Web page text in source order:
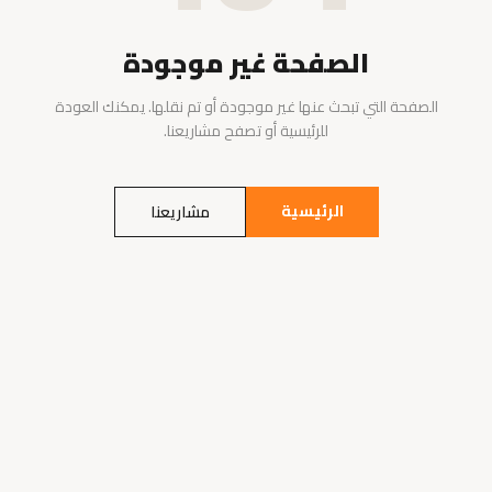
الصفحة غير موجودة
الصفحة التي تبحث عنها غير موجودة أو تم نقلها. يمكنك العودة
للرئيسية أو تصفح مشاريعنا.
الرئيسية مشاريعنا